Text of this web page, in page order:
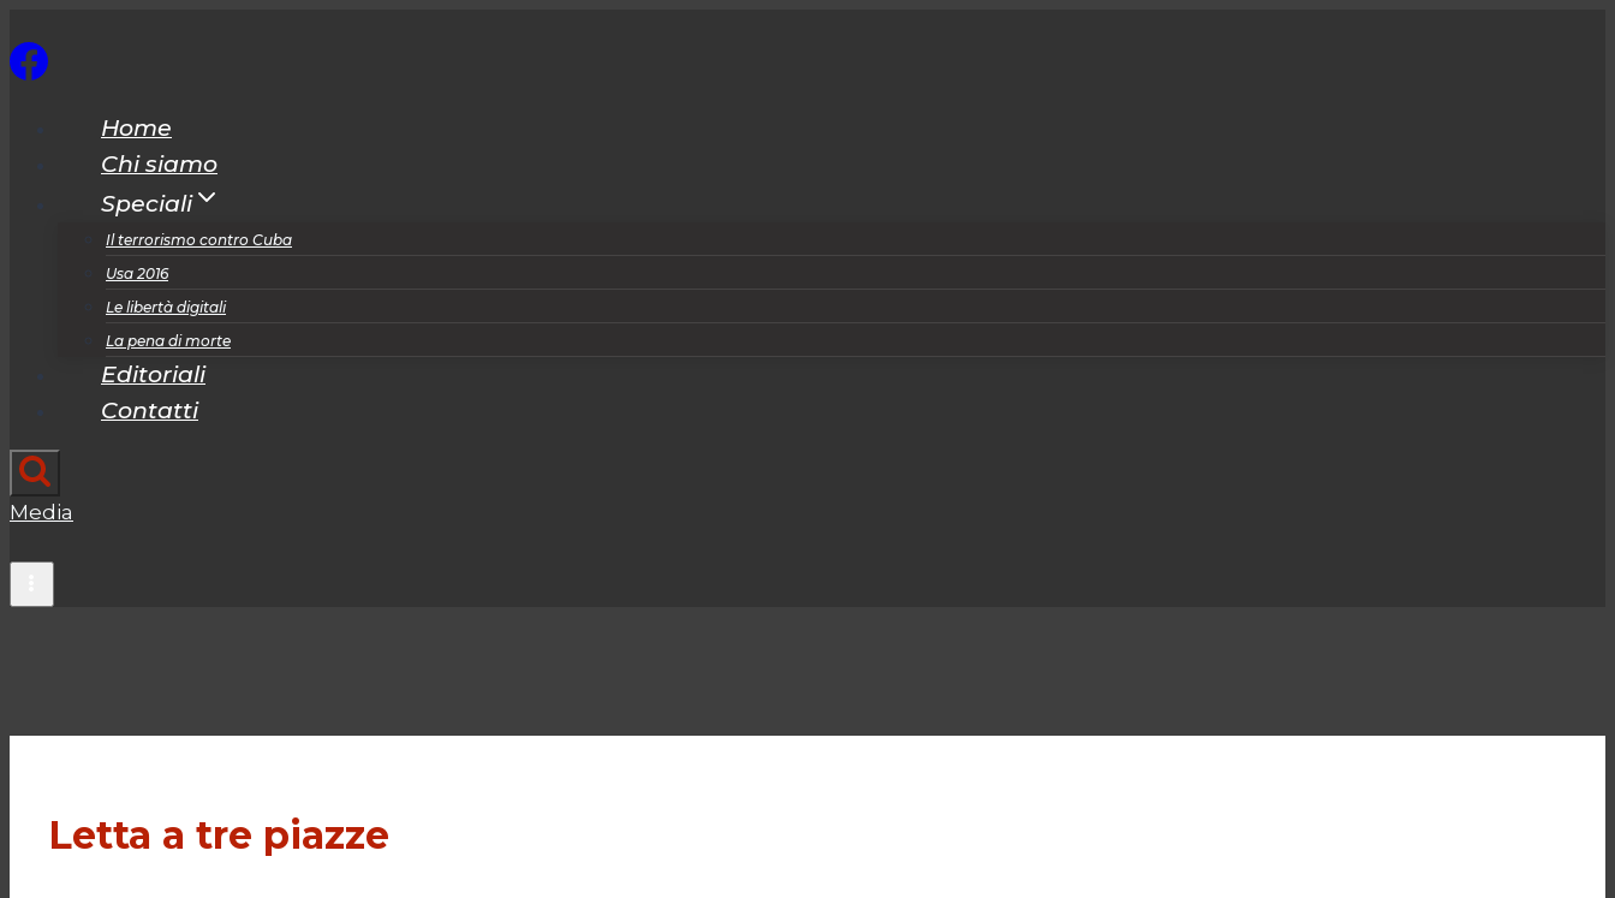
al
Home
Chi siamo
Speciali
Il terrorismo contro Cuba
Usa 2016
Le libertà digitali
La pena di morte
Editoriali
Contatti
Media
Letta a tre piazze